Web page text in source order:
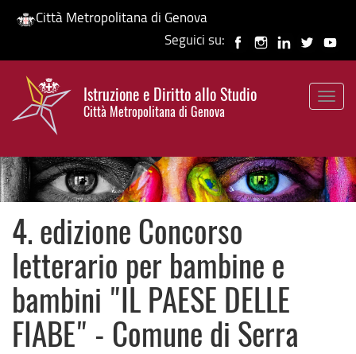
Salta
contenuto
principale
Città Metropolitana di Genova
Seguici su:
Istruzione e Diritto allo Studio
Città Metropolitana di Genova
HP banner
4. edizione Concorso
letterario per bambine e
bambini "IL PAESE DELLE
FIABE" - Comune di Serra